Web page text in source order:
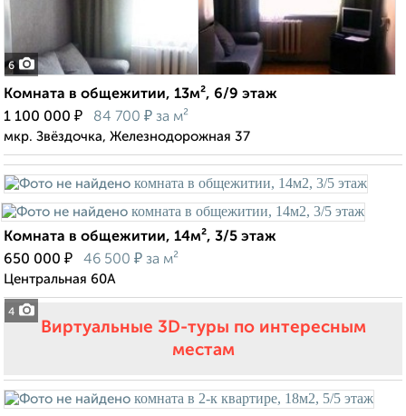
6
Комната в общежитии, 13м², 6/9 этаж
1 100 000 ₽ 84 700 ₽ за м²
мкр. Звёздочка, Железнодорожная 37
4
Комната в общежитии, 14м², 3/5 этаж
650 000 ₽ 46 500 ₽ за м²
Центральная 60А
Виртуальные 3D-туры по интересным
местам